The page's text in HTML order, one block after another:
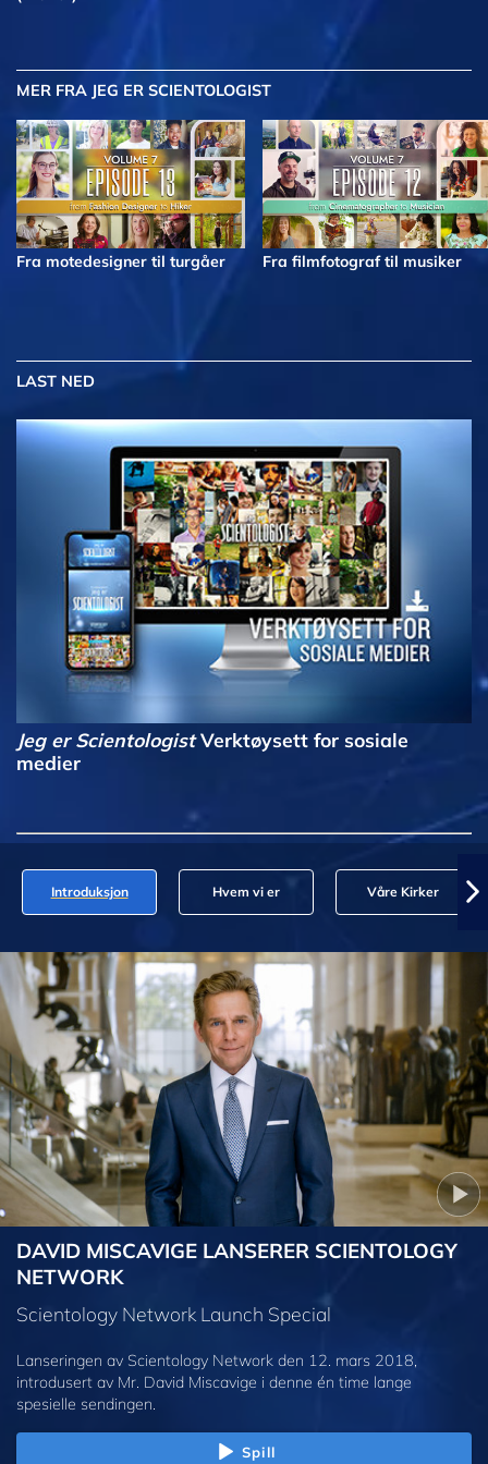
MER FRA JEG ER SCIENTOLOGIST
Fra motedesigner til turgåer Fra filmfotograf til musiker
LAST NED
Jeg er ScientologistVerktøysett for sosiale
medier
Introduksjon Hvem vi er Våre Kirker
DAVID MISCAVIGE LANSERER SCIENTOLOGY
NETWORK
Scientology Network Launch Special
Lanseringen av Scientology Network den 12. mars 2018,
introdusert av Mr. David Miscavige i denne én time lange
spesielle sendingen.
Spill